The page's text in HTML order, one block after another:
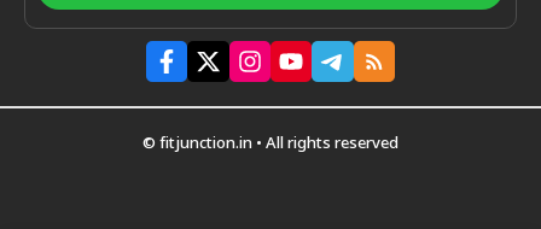
© fitjunction.in • All rights reserved